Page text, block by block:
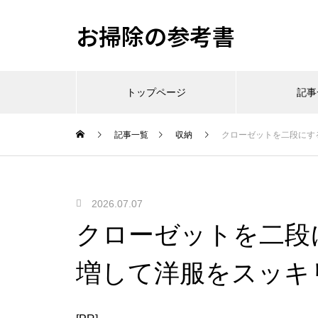
お掃除の参考書
トップページ 記
記事一覧 収納 クローゼットを二段に
2026.07.07
クローゼットを二
増して洋服をスッ